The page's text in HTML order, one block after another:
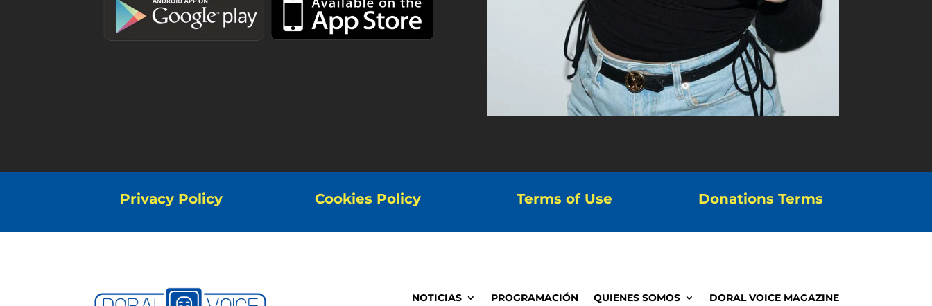
Privacy Policy Cookies Policy Terms of Use Donations Terms
NOTICIAS PROGRAMACIÓN QUIENES SOMOS DORAL VOICE MAGAZINE